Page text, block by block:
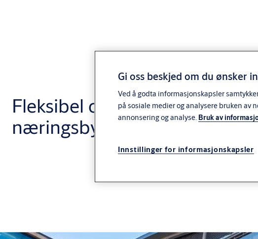
Fleksibel og brukervennlig
næringsbygg
Gi oss beskjed om du ønsker
Ved å godta informasjonskapsler
på sosiale medier og analysere bruken av
annonsering og analyse. Bruk av
Innstillinger for informasjonskapsler